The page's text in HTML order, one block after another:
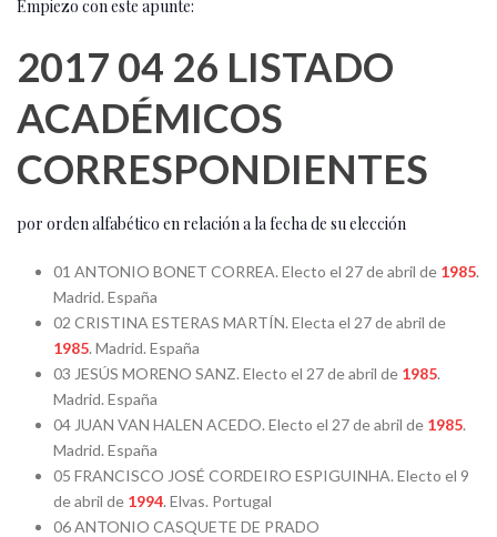
Empiezo con este apunte:
2017 04 26 LISTADO
ACADÉMICOS
CORRESPONDIENTES
por orden alfabético en relación a la fecha de su elección
01 ANTONIO BONET CORREA. Electo el 27 de abril de 1985.
Madrid. España
02 CRISTINA ESTERAS MARTÍN. Electa el 27 de abril de
1985. Madrid. España
03 JESÚS MORENO SANZ. Electo el 27 de abril de 1985.
Madrid. España
04 JUAN VAN HALEN ACEDO. Electo el 27 de abril de 1985.
Madrid. España
05 FRANCISCO JOSÉ CORDEIRO ESPIGUINHA. Electo el 9
de abril de 1994. Elvas. Portugal
06 ANTONIO CASQUETE DE PRADO